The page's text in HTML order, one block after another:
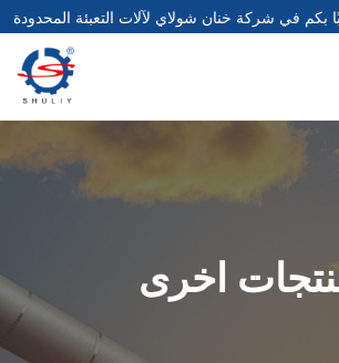
بكم في شركة خنان شولاي لآلات التعبئة المحدودة
اخرى